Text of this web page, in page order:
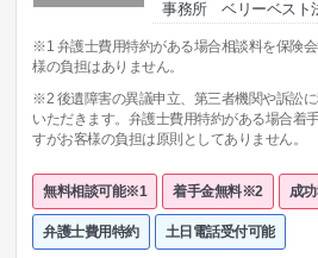
事務所 ベリーベスト
※1 弁護士費用特約がある場合相談料を保険
様の負担はありません。
※2 後遺障害の異議申立、第三者機関や訴訟
いただきます。弁護士費用特約がある場合着
すがお客様の負担は原則としてありません。
無料相談可能※1 着手金無料※2 成
弁護士費用特約 土日電話受付可能